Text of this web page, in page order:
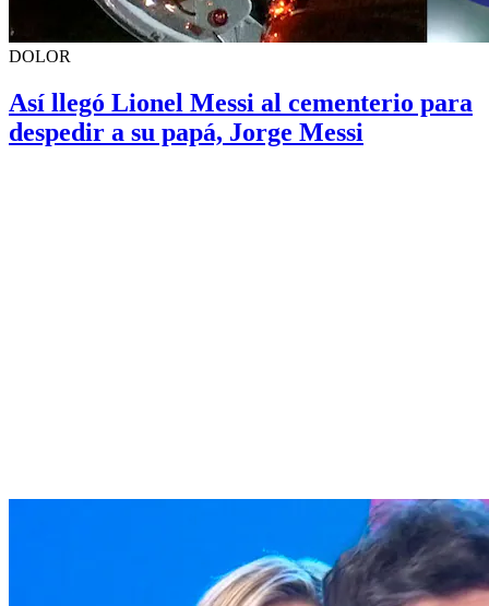
DOLOR
Así llegó Lionel Messi al cementerio para
despedir a su papá, Jorge Messi